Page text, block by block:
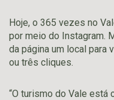
Hoje, o 365 vezes no
por meio do Instagram.
da página um local para
ou três cliques.
“O turismo do Vale está